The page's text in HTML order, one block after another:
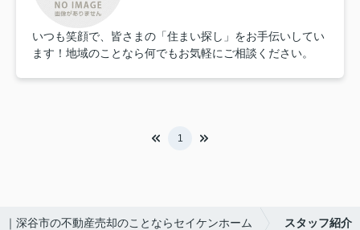
いつも笑顔で、皆さまの「住まい探し」をお手伝いしてい
ます！地域のことなら何でもお気軽にご相談ください。
1
｜深谷市の不動産売却のことならセイケンホーム スタッフ紹介